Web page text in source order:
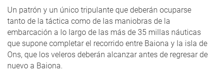
Un patrón y un único tripulante que deberán ocuparse
tanto de la táctica como de las maniobras de la
embarcación a lo largo de las más de 35 millas náuticas
que supone completar el recorrido entre Baiona y la isla de
Ons, que los veleros deberán alcanzar antes de regresar de
nuevo a Baiona.